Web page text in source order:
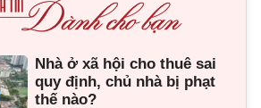
Nhà ở xã hội cho thuê sai
quy định, chủ nhà bị phạt
thế nào?